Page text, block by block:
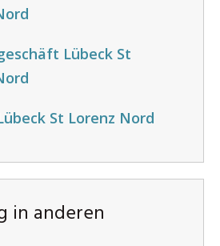
Lübeck St
St Lorenz Nord
in anderen